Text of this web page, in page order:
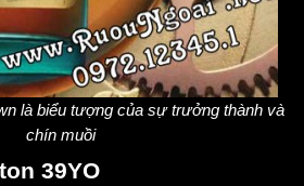
là biểu tượng của sự trưởng thành và
chín muồi
39YO